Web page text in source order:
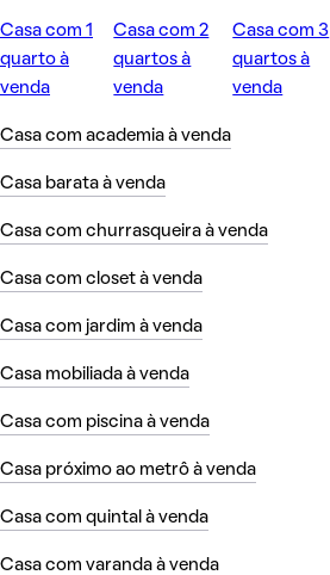
Casa com 1
quarto à
venda
Casa com 2
quartos à
venda
Casa com 3
quartos à
venda
Casa com academia à venda
Casa barata à venda
Casa com churrasqueira à venda
Casa com closet à venda
Casa com jardim à venda
Casa mobiliada à venda
Casa com piscina à venda
Casa próximo ao metrô à venda
Casa com quintal à venda
Casa com varanda à venda